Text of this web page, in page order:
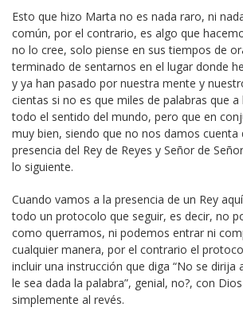
Esto que hizo Marta no es nada raro, ni
común, por el contrario, es algo que
no lo cree, solo piense en sus tiempos de
terminado de sentarnos en el lugar donde
y ya han pasado por nuestra mente y
cientas si no es que miles de palabras que
todo el sentido del mundo, pero que en
muy bien, siendo que no nos damos cuenta
presencia del Rey de Reyes y Señor de
lo siguiente.
Cuando vamos a la presencia de un Rey
todo un protocolo que seguir, es decir, no
como querramos, ni podemos entrar ni
cualquier manera, por el contrario el
incluir una instrucción que diga “No se dirija
le sea dada la palabra”, genial, no?, con
simplemente al revés.